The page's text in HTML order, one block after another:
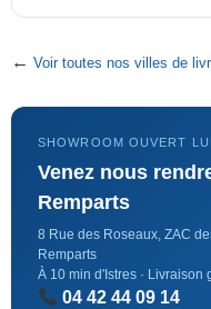
← Voir toutes nos villes de
SHOWROOM OUVERT
Venez nous
Remparts
8 Rue des Roseaux, ZAC
Remparts
À 10 min d'Istres · Livraison
04 42 44 09 14